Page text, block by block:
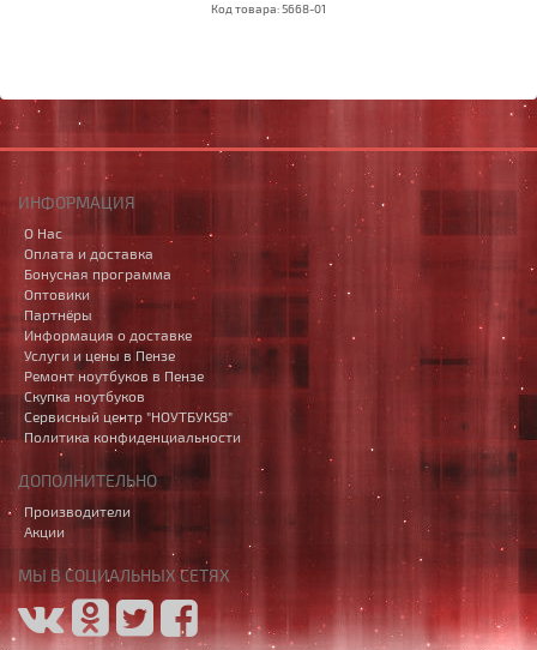
Код товара: 5668-01
ИНФОРМАЦИЯ
О Нас
Оплата и доставка
Бонусная программа
Оптовики
Партнёры
Информация о доставке
Услуги и цены в Пензе
Ремонт ноутбуков в Пензе
Скупка ноутбуков
Сервисный центр "НОУТБУК58"
Политика конфиденциальности
ДОПОЛНИТЕЛЬНО
Производители
Акции
МЫ В СОЦИАЛЬНЫХ СЕТЯХ